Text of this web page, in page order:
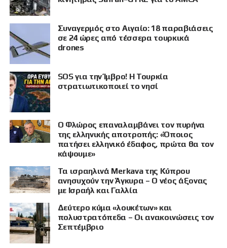
Συναγερμός στο Αιγαίο: 18 παραβιάσεις
σε 24 ώρες από τέσσερα τουρκικά
drones
SOS για την Ίμβρο! Η Τουρκία
στρατιωτικοποιεί το νησί
Ο Φλώρος επαναλαμβάνει τον πυρήνα
της ελληνικής αποτροπής: «Όποιος
πατήσει ελληνικό έδαφος, πρώτα θα τον
κάψουμε»
Τα ισραηλινά Merkava της Κύπρου
ανησυχούν την Άγκυρα – Ο νέος άξονας
με Ισραήλ και Γαλλία
Δεύτερο κύμα «λουκέτων» και
πολυστρατόπεδα – Οι ανακοινώσεις τον
Σεπτέμβριο